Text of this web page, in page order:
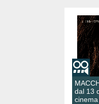
dal 13
cinema